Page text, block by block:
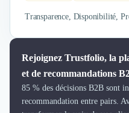
Clubs & Réseaux Professionnels
Espaces de Coworking
Transparence, Disponibilité,
Rejoignez Trustfolio, la
et de recommandations
85 % des décisions B2B sont
recommandation entre pairs.